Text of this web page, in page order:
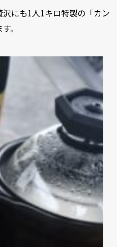
にも1人1キロ特製の「カン
。